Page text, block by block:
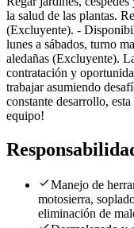
la salud de las plantas.
(Excluyente). -
lunes a sábados, turno
aledañas (Excluyente).
contratación y
trabajar asumiendo
constante desarrollo,
equipo!
Manejo de
motosierra,
eliminación de